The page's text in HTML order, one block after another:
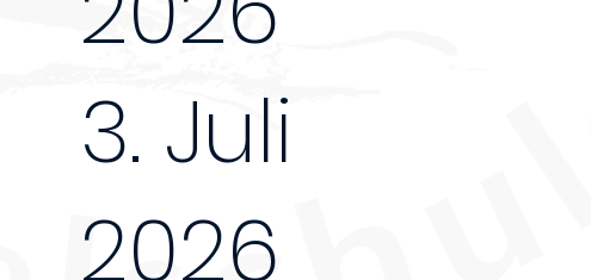
3. Juli
2026